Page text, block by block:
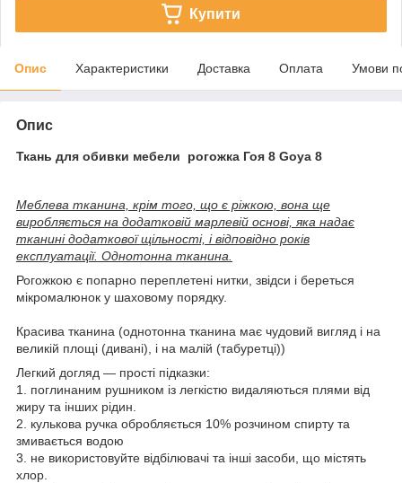
Купити
Опис Характеристики Доставка Оплата Умови
Опис
Ткань для обивки мебели рогожка Гоя 8 Goya 8
Меблева тканина, крім того, що є ріжкою, вона ще
виробляється на додатковій марлевій основі, яка надає
тканині додаткової щільності, і відповідно років
експлуатації. Однотонна тканина.
Рогожкою є попарно переплетені нитки, звідси і береться
мікромалюнок у шаховому порядку.
Красива тканина (однотонна тканина має чудовий вигляд і на
великій площі (дивані), і на малій (табуретці))
Легкий догляд — прості підказки:
1. поглинаним рушником із легкістю видаляються плями від
жиру та інших рідин.
2. кулькова ручка обробляється 10% розчином спирту та
змивається водою
3. не використовуйте відбілювачі та інші засоби, що містять
хлор.